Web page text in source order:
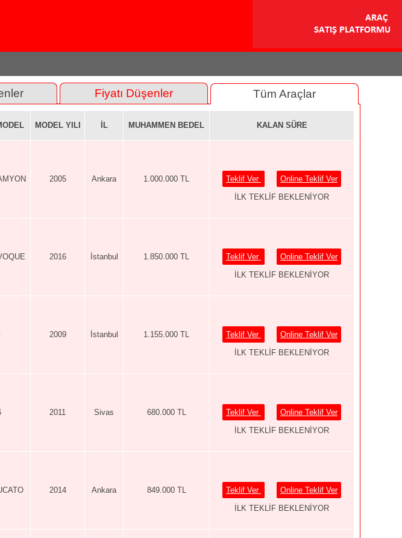
Fiyatı Düşenler Tüm Araçlar
MODEL YILI İL MUHAMMEN BEDEL KALAN SÜRE
2005 Ankara 1.000.000 TL Teklif Ver
Online Teklif Ver
İLK TEKLİF BEKLENİYOR
2016 İstanbul 1.850.000 TL Teklif Ver
Online Teklif Ver
İLK TEKLİF BEKLENİYOR
2009 İstanbul 1.155.000 TL Teklif Ver
Online Teklif Ver
İLK TEKLİF BEKLENİYOR
2011 Sivas 680.000 TL Teklif Ver
Online Teklif Ver
İLK TEKLİF BEKLENİYOR
2014 Ankara 849.000 TL Teklif Ver
Online Teklif Ver
İLK TEKLİF BEKLENİYOR